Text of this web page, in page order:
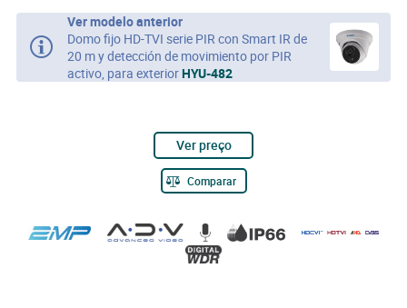
Ver modelo anterior
Domo fijo HD-TVI serie PIR con Smart IR de
20 m y detección de movimiento por PIR
activo, para exteriorHYU-482
Ver preço
Comparar